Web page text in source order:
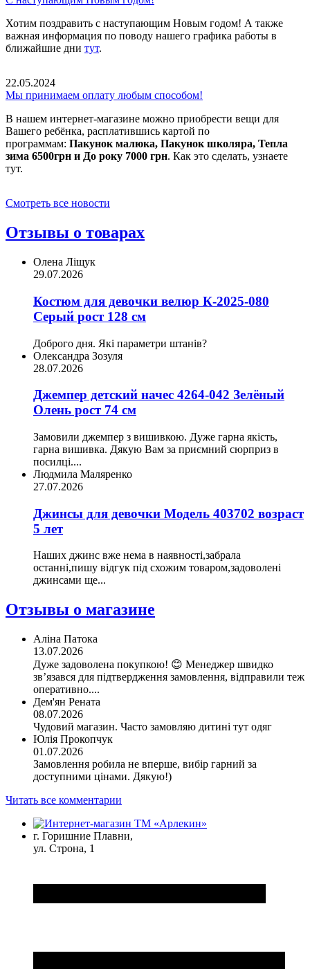
Хотим поздравить с наступающим Новым годом! А также
важная информация по поводу нашего графика работы в
ближайшие дни тут.
22.05.2024
Мы принимаем оплату любым способом!
В нашем интернет-магазине можно приобрести вещи для
Вашего ребёнка, расплатившись картой по
программам: Пакунок малюка, Пакунок школяра, Тепла
зима 6500грн и До року 7000 грн. Как это сделать, узнаете
тут.
Смотреть все новости
Отзывы о товарах
Олена Ліщук
29.07.2026
Костюм для девочки велюр К-2025-080
Серый рост 128 см
Доброго дня. Які параметри штанів?
Олександра Зозуля
28.07.2026
Джемпер детский начес 4264-042 Зелёный
Олень рост 74 см
Замовили джемпер з вишивкою. Дуже гарна якість,
гарна вишивка. Дякую Вам за приємний сюрприз в
посилці....
Людмила Маляренко
27.07.2026
Джинсы для девочки Модель 403702 возраст
5 лет
Наших джинс вже нема в наявності,забрала
останні,пишу відгук під схожим товаром,задоволені
джинсами ще...
Отзывы о магазине
Аліна Патока
13.07.2026
Дуже задоволена покупкою! 😊 Менеджер швидко
зв’язався для підтвердження замовлення, відправили теж
оперативно....
Дем'ян Рената
08.07.2026
Чудовий магазин. Часто замовляю дитині тут одяг
Юлія Прокопчук
01.07.2026
Замовлення робила не вперше, вибір гарний за
доступними цінами. Дякую!)
Читать все комментарии
г. Горишние Плавни,
ул. Строна, 1